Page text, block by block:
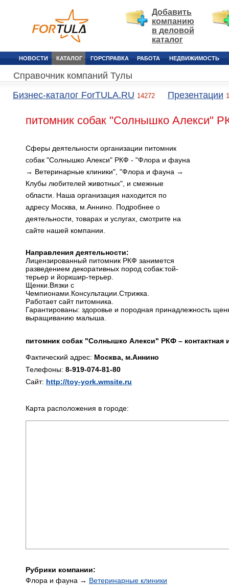
Добавить
компанию
в деловой
каталог
НОВОСТИ КАТАЛОГ ГОРСПРАВКА РАБОТА НЕДВИЖИМОСТЬ
Справочник компаний Тулы
Бизнес-каталог ForTULA.RU 14272 Презентации
питомник собак "Солнышко Алекси"
Сферы деятельности организации питомник
собак "Солнышко Алекси" РКФ - "Флора и фауна
→ Ветеринарные клиники", "Флора и фауна →
Клубы любителей животных", и смежные
области. Наша организация находится по
адресу Москва, м.Аннино. Подробнее о
деятельности, товарах и услугах, смотрите на
сайте нашей компании.
Направления деятельности:
Лицензированный питомник РКФ занимется
разведением декоративных пород собак:той-
терьер и йоркшир-терьер.
Щенки.Вязки с
Чемпионами.Консультации.Стрижка.
Работает сайт питомника.
Гарантированы: здоровье и породная принадлежность
выращиванию малыша.
питомник собак "Солнышко Алекси" РКФ – контактная
Фактический адрес: Москва, м.Аннино
Телефоны: 8-919-074-81-80
Сайт: http://toy-york.wmsite.ru
Карта расположения в городе:
Рубрики компании:
Флора и фауна → Ветеринарные клиники